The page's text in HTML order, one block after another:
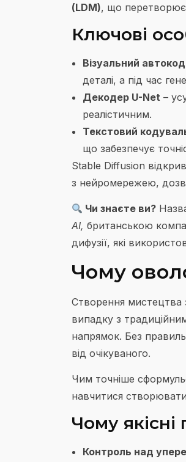
(LDM), що перетворює
Ключові
Візуальний
деталі, а під час
Декодер U-Net –
реалістичним.
Текстовий
що забезпечує
Stable Diffusion
з нейромережею,
Чи знаєте ви?
AI, британською
дифузії, які
Чому
Створення мистецтва
випадку з
напрямок. Без
від очікуваного.
Чим точніше
навчитися
Чому
Контроль над